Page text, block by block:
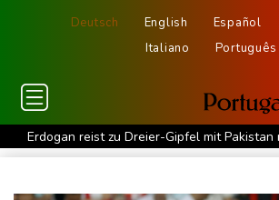
Deutsch English Español
Italiano
Português
Erdogan reist zu Dreier-Gipfel mit
58 Soldaten im Jemen bei Huthi-Angriffen